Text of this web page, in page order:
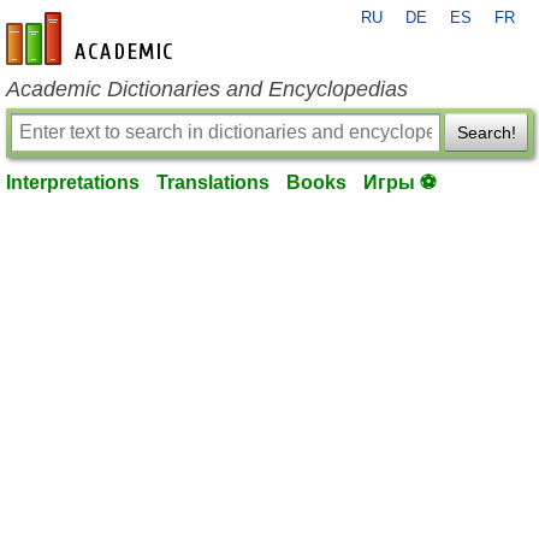
en-academic.com
RU DE ES FR
Academic Dictionaries and Encyclopedias
Search!
Interpretations Translations Books Игры ⚽